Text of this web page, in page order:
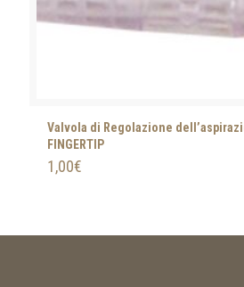
Valvola di Regolazione
FINGERTIP
1,00€